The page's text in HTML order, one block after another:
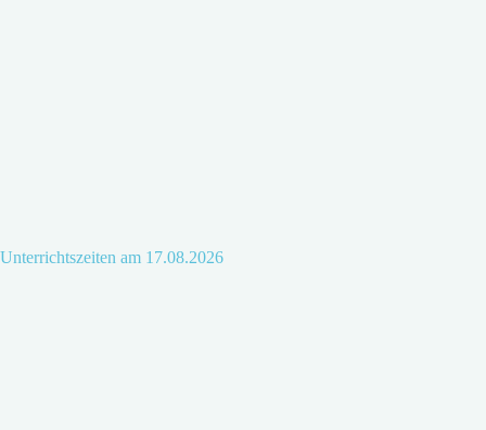
Unterrichtszeiten am 17.08.2026